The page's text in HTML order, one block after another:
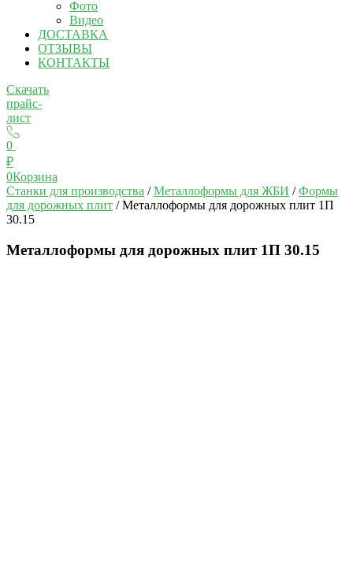
Фото
Видео
ДОСТАВКА
ОТЗЫВЫ
КОНТАКТЫ
Скачать
прайс-
лист
0
₽
0Корзина
Станки для производства /Металлоформы для ЖБИ /Формы
для дорожных плит / Металлоформы для дорожных плит 1П
30.15
Металлоформы для дорожных плит 1П 30.15